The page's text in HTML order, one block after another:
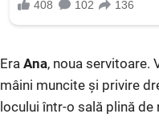
Era Ana, noua servitoare.
mâini muncite și privire
locului într-o sală plină